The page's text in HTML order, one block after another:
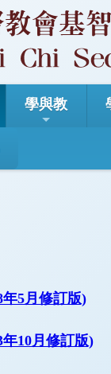
學與教